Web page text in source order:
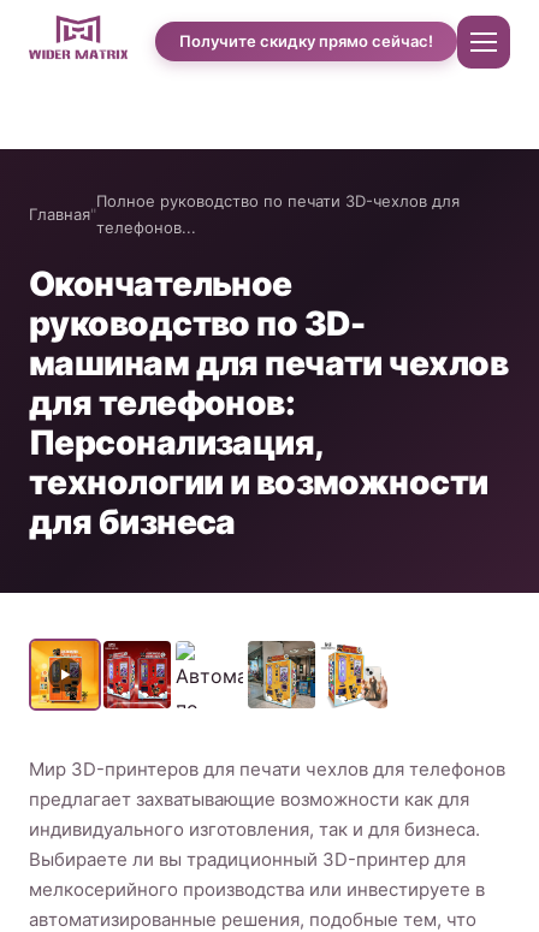
Главная
О нас
Магазин
Case studies of Cotton Candy
Автомат по продаже чехлов для телефонов
Машина для приготовления протеиновых
Свяжитесь с нами
Russian
English
Spanish
Получите скидку прямо сейчас!
Главная"
Полное руководство по печати 3D-чехлов для
телефонов...
Окончательное
руководство по 3D-
машинам для печати чехлов
для телефонов:
Персонализация,
технологии и возможности
для бизнеса
Мир 3D-принтеров для печати чехлов для телефонов
предлагает захватывающие возможности как для
индивидуального изготовления, так и для бизнеса.
Выбираете ли вы традиционный 3D-принтер для
мелкосерийного производства или инвестируете в
автоматизированные решения, подобные тем, что